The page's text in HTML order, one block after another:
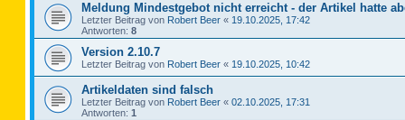
Meldung Mindestgebot nicht erreicht - der Artikel hatte
Letzter Beitrag von Robert Beer « 19.10.2025, 17:42
Antworten: 8
Version 2.10.7
Letzter Beitrag von Robert Beer « 19.10.2025, 10:42
Artikeldaten sind falsch
Letzter Beitrag von Robert Beer « 02.10.2025, 17:31
Antworten: 1